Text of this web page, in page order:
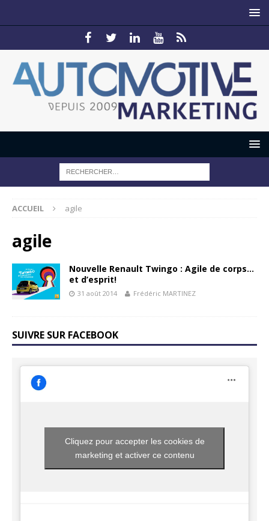
ACCUEIL agile
agile
Nouvelle Renault Twingo : Agile de corps…
et d’esprit!
31 août 2014 Frédéric MARTINEZ
SUIVRE SUR FACEBOOK
Cliquez pour accepter les cookies de
marketing et activer ce contenu